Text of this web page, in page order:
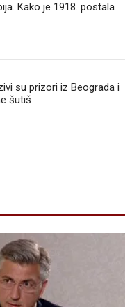
Kako je 1918. postala
su prizori iz Beograda i
šutiš